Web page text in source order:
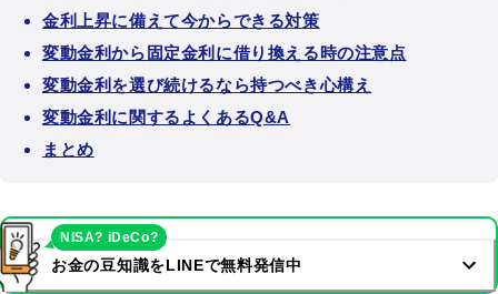
金利上昇に備えて今からできる対策
変動金利から固定金利に借り換える時の注意点
変動金利を選び続けるなら持つべき心構え
変動金利に関するよくあるQ&A
まとめ
お金の豆知識をLINEで無料発信中
NISA? iDeCo?